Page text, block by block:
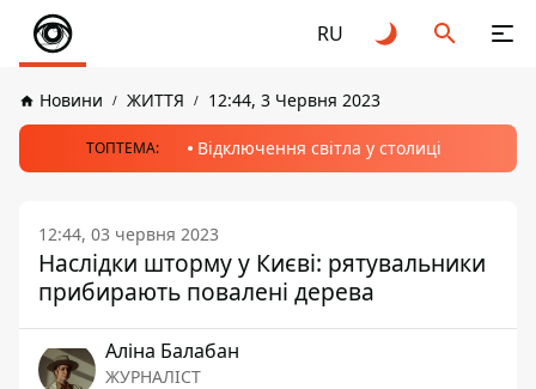
RU
Новини ЖИТТЯ 12:44, 3 Червня 2023
ТОПТЕМА: Відключення світла у столиці
12:44, 03 червня 2023
Наслідки шторму у Києві: рятувальники
прибирають повалені дерева
Аліна Балабан
ЖУРНАЛІСТ